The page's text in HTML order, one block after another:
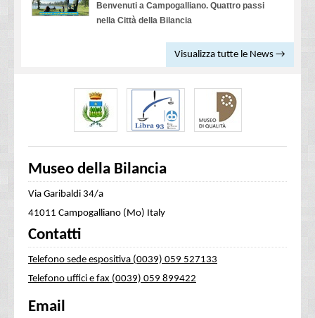
Benvenuti a Campogalliano. Quattro passi
nella Città della Bilancia
Visualizza tutte le News →
Museo della Bilancia
Via Garibaldi 34/a
41011 Campogalliano (Mo) Italy
Contatti
Telefono sede espositiva (0039) 059 527133
Telefono uffici e fax (0039) 059 899422
Email